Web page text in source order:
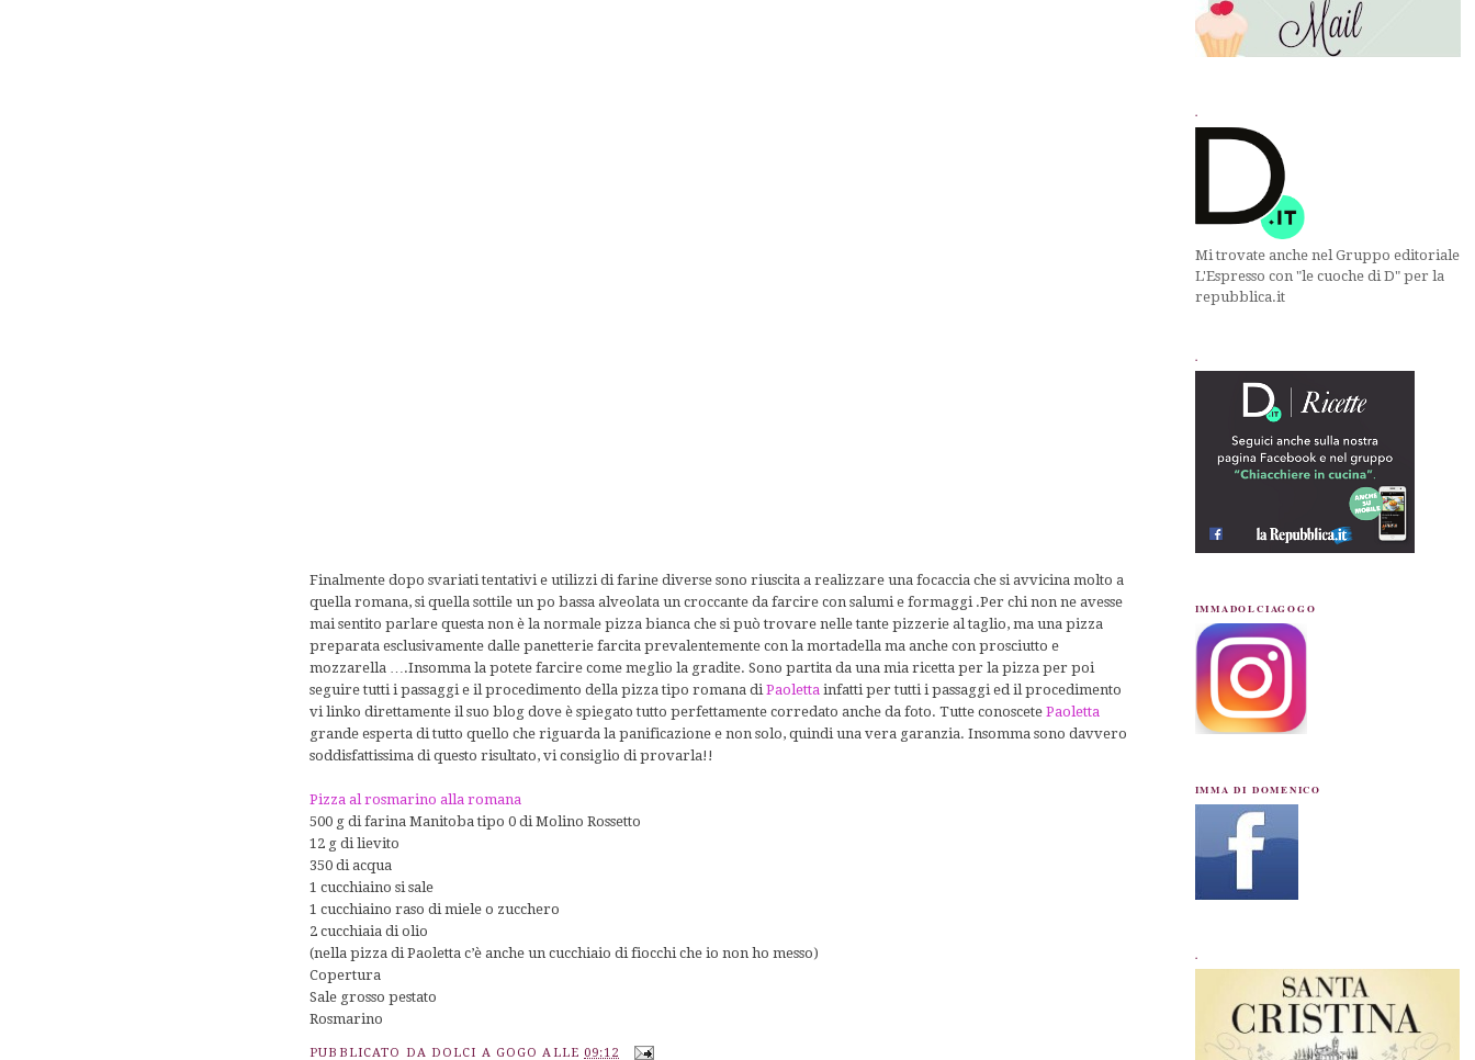
Finalmente dopo svariati tentativi e utilizzi di farine diverse sono riuscita a realizzare una focaccia che si avvicina molto a
quella romana, si quella sottile un po bassa alveolata un croccante da farcire con salumi e formaggi .Per chi non ne avesse
mai sentito parlare questa non è la normale pizza bianca che si può trovare nelle tante pizzerie al taglio, ma una pizza
preparata esclusivamente dalle panetterie farcita prevalentemente con la mortadella ma anche con prosciutto e
mozzarella ….Insomma la potete farcire come meglio la gradite. Sono partita da una mia ricetta per la pizza per poi
seguire tutti i passaggi e il procedimento della pizza tipo romana diPaoletta infatti per tutti i passaggi ed il procedimento
vi linko direttamente il suo blog dove è spiegato tutto perfettamente corredato anche da foto. Tutte conoscetePaoletta
grande esperta di tutto quello che riguarda la panificazione e non solo, quindi una vera garanzia. Insomma sono davvero
soddisfattissima di questo risultato, vi consiglio di provarla!!
Pizza al rosmarino alla romana
500 g di farina Manitoba tipo 0 di Molino Rossetto
12 g di lievito
350 di acqua
1 cucchiaino si sale
1 cucchiaino raso di miele o zucchero
2 cucchiaia di olio
(nella pizza di Paoletta c’è anche un cucchiaio di fiocchi che io non ho messo)
Copertura
Sale grosso pestato
Rosmarino
PUBBLICATO DA DOLCI A GOGO ALLE 09:12
.
Mi trovate anche nel Gruppo editoriale
L'Espresso con "le cuoche di D" per la
repubblica.it
.
IMMADOLCIAGOGO
IMMA DI DOMENICO
.